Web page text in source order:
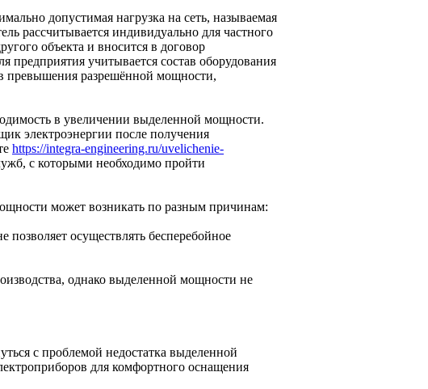
допустимая нагрузка на сеть, называемая
рассчитывается индивидуально для частного
объекта и вносится в договор
учитывается состав оборудования
превышения разрешённой мощности,
в увеличении выделенной мощности.
электроэнергии после получения
https://integra-engineering.ru/uvelichenie-
с которыми необходимо пройти
может возникать по разным причинам:
позволяет осуществлять бесперебойное
однако выделенной мощности не
с проблемой недостатка выделенной
для комфортного оснащения